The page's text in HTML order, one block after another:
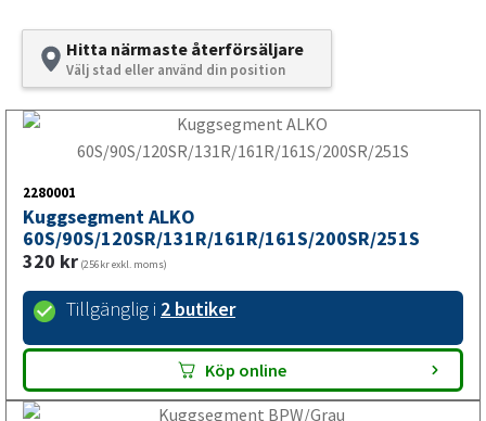
Kuggsegment till släpvagn
för påskjutsbromsens säkerhet och prestanda. VALERYD
tillverkar kuggsegment som säkerställer tillförlitlig
bromsning när du transporterar gods med din släpvagn.
Regelbundet underhåll och byte av slitna kuggsegment
bidrar till säker körning och förlänger bromsystemets
livslängd.
Kuggsegment till husvagn
Hitta närmaste återförsäljare
Välj stad eller använd din position
2280001
Kuggsegment ALKO
60S/90S/120SR/131R/161R/161S/200SR/251S
320 kr (256kr exkl. moms)
Tillgänglig i 2 butiker
Köp online